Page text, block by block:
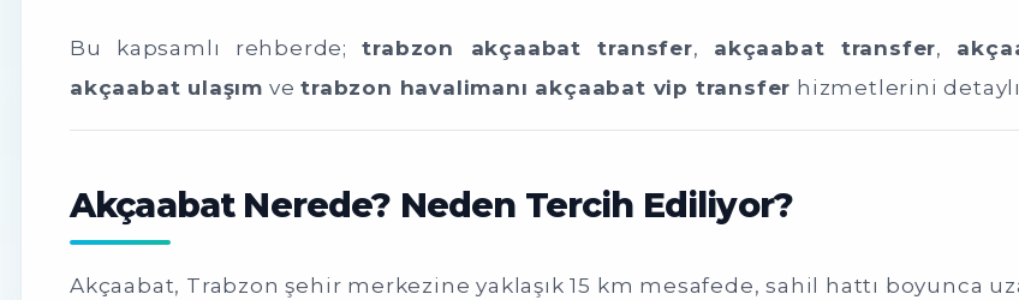
Bu kapsamlı rehberde;trabzon akçaabat transfer, akçaabat transfer,
akçaabat ulaşım vetrabzon havalimanı akçaabat vip transfer hizmetlerini
Akçaabat Nerede? Neden Tercih Ediliyor?
Akçaabat, Trabzon şehir merkezine yaklaşık 15 km mesafede, sahil hattı boyunca